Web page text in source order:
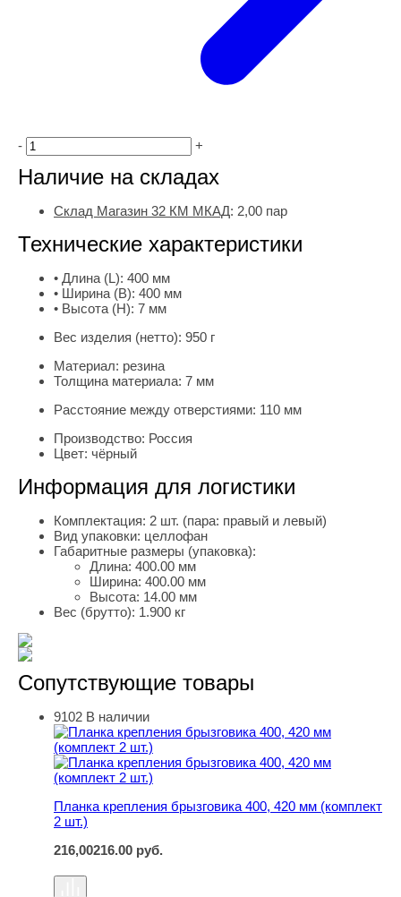
- +
Наличие на складах
Склад Магазин 32 КМ МКАД: 2,00 пар
Технические характеристики
• Длина (L): 400 мм
• Ширина (B): 400 мм
• Высота (H): 7 мм
Вес изделия (нетто): 950 г
Материал: резина
Толщина материала: 7 мм
Расстояние между отверстиями: 110 мм
Производство: Россия
Цвет: чёрный
Информация для логистики
Комплектация: 2 шт. (пара: правый и левый)
Вид упаковки: целлофан
Габаритные размеры (упаковка):
Длина: 400.00 мм
Ширина: 400.00 мм
Высота: 14.00 мм
Вес (брутто): 1.900 кг
Сопутствующие товары
Планка крепления брызговика 400, 420 мм (комплект 2
9102 В наличии
Планка крепления брызговика 400, 420 мм (комплект
2 шт.)
216,00216.00 руб.